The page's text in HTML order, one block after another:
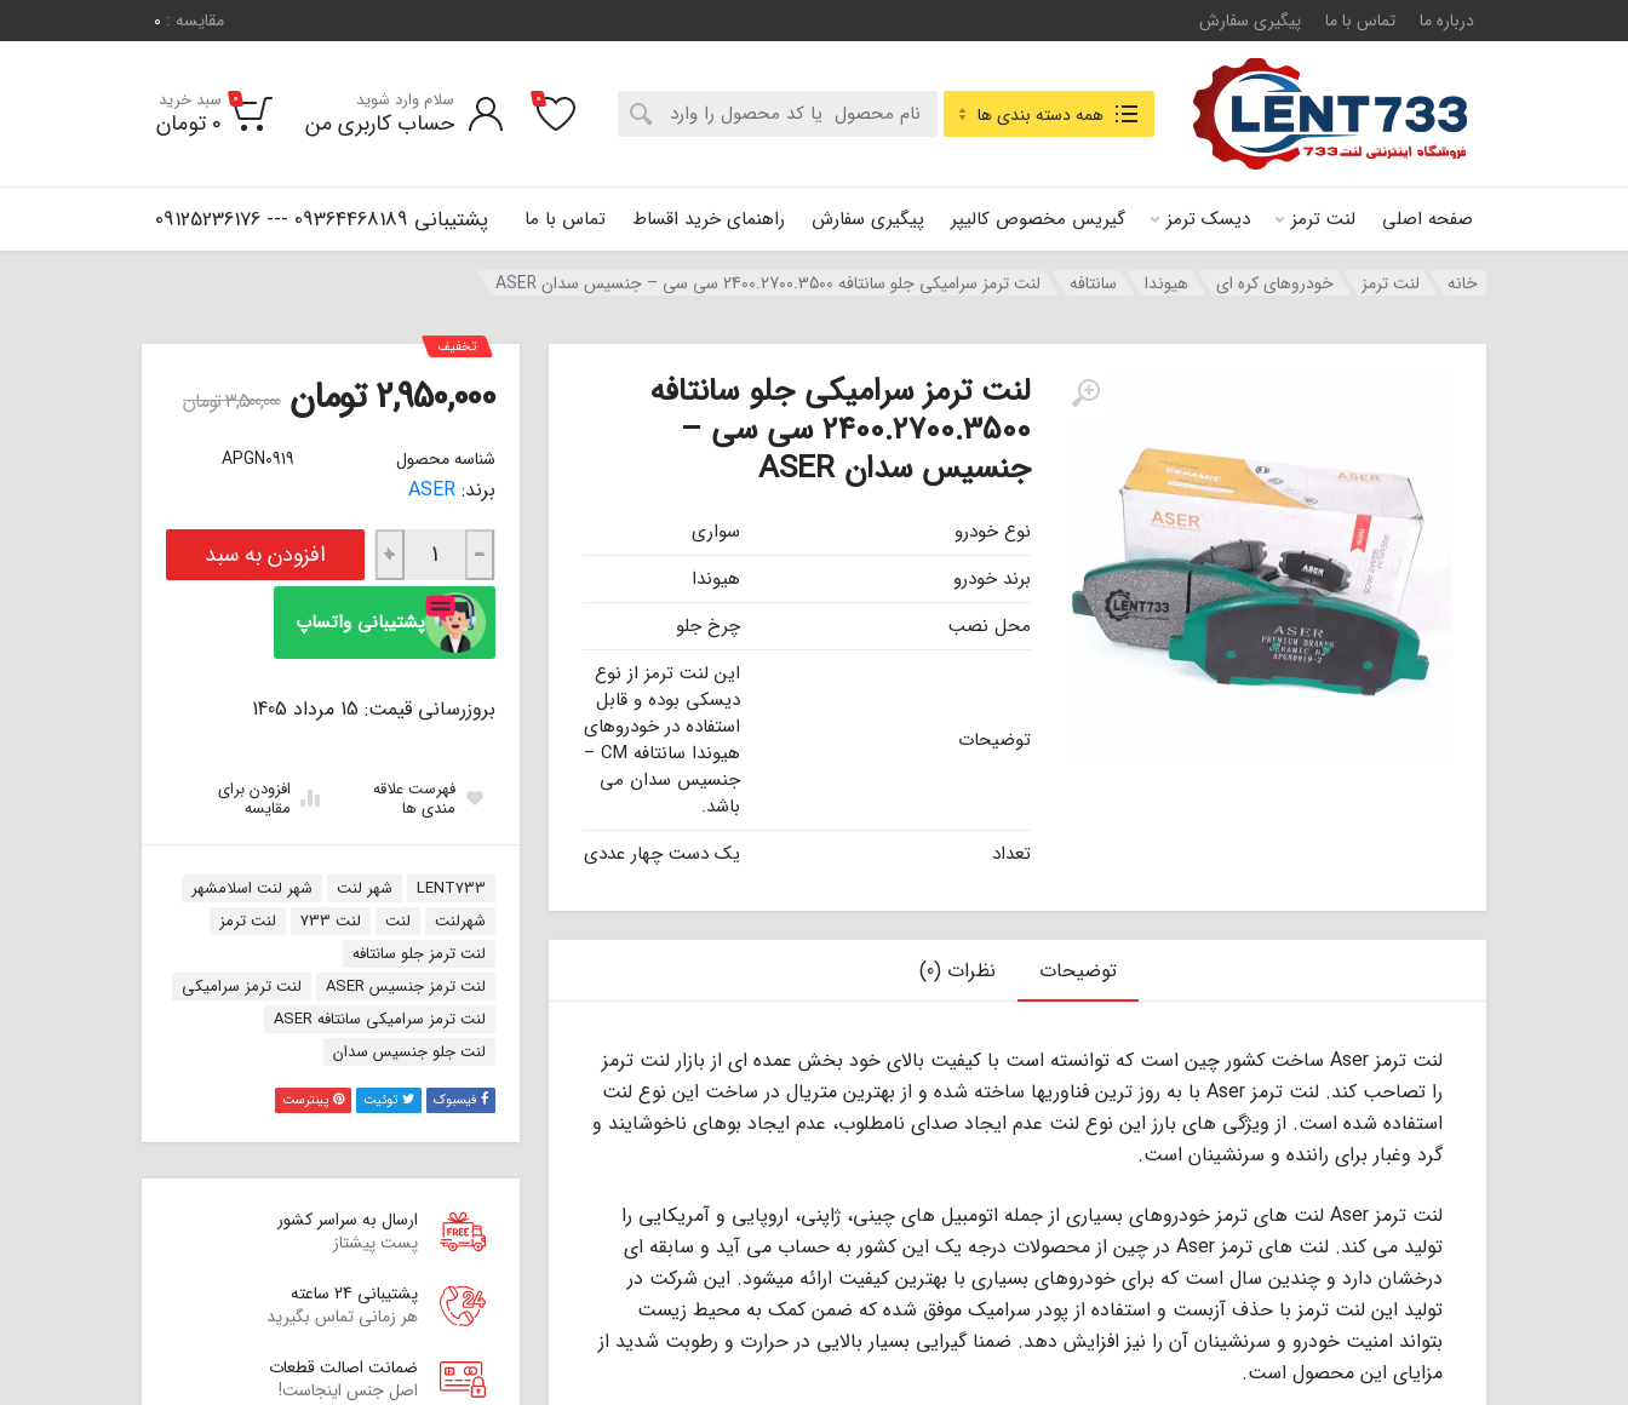
درباره ما تماس با ما پیگیری سفارش مقایسه : 0
صفحه اصلی لنت ترمز دیسک ترمز گیریس مخصوص کالیپر پیگیری سفارش راهنمای خرید اقساط تماس با ما پشتیبانی 09364468189 --- 09125236176
جستجو در:همه دسته بندی ها
0 سلام وارد شوید
حساب کاربری من
0 سبد خرید
0 تومان
خانه لنت ترمز خودروهای کره ای هیوندا سانتافه لنت ترمز سرامیکی جلو سانتافه 2400.2700.3500 سی سی – جنسیس سدان ASER
لنت ترمز سرامیکی جلو سانتافه
2400.2700.3500 سی سی –
جنسیس سدان ASER
نوع خودرو
سواری
برند خودرو
هیوندا
محل نصب
چرخ جلو
توضیحات
این لنت ترمز از نوع
دیسکی بوده و قابل
استفاده در خودروهای
هیوندا سانتافه CM –
جنسیس سدان می
باشد.
تعداد
یک دست چهار عددی
تخفیف
2,950,000تومان 3,500,000تومان
شناسه محصول APGN0919
برند: ASER
لنت ترمز سرامیکی جلو سانتافه 2400.2700.3500 سی سی - جنسیس سدان ASER عدد
−
+ افزودن به سبد
پشتیبانی واتساپ
بروزرسانی قیمت: 15 مرداد 1405
فهرست علاقه
مندی ها
افزودن برای
مقایسه
برچسب:
LENT733 شهر لنت
شهر لنت اسلامشهر
شهرلنت
لنت لنت 733
لنت ترمز
لنت ترمز جلو سانتافه
لنت ترمز جنسیس ASER
لنت ترمز سرامیکی
لنت ترمز سرامیکی سانتافه ASER
لنت جلو جنسیس سدان
فیسبوک توئیت پینترست
ارسال به سراسر کشور
پست پیشتاز
پشتیبانی 24 ساعته
هر زمانی تماس بگیرید
ضمانت اصالت قطعات
اصل جنس اینجاست!
توضیحات نظرات (0)
لنت ترمز Aser ساخت کشور چین است که توانسته است با کیفیت بالای خود بخش عمده ای از بازار لنت ترمز
را تصاحب کند. لنت ترمز Aser با به روز ترین فناوریها ساخته شده و از بهترین متریال در ساخت این نوع لنت
استفاده شده است. از ویژگی های بارز این نوع لنت عدم ایجاد صدای نامطلوب، عدم ایجاد بوهای ناخوشایند و
گرد وغبار برای راننده و سرنشینان است.
لنت ترمز Aser لنت های ترمز خودروهای بسیاری از جمله اتومبیل های چینی، ژاپنی، اروپایی و آمریکایی را
تولید می کند. لنت های ترمز Aser در چین از محصولات درجه یک این کشور به حساب می آید و سابقه ای
درخشان دارد و چندین سال است که برای خودروهای بسیاری با بهترین کیفیت ارائه میشود. این شرکت در
تولید این لنت ترمز با حذف آزبست و استفاده از پودر سرامیک موفق شده که ضمن کمک به محیط زیست
بتواند امنیت خودرو و سرنشینان آن را نیز افزایش دهد. ضمنا گیرایی بسیار بالایی در حرارت و رطوبت شدید از
مزایای این محصول است.